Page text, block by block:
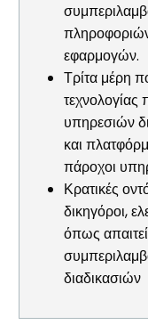
εφαρμογών.
Τρίτα μέρη
υπηρεσιών
και
πάροχοι
Κρατικές
δικηγόροι,
όπως
διαδικασιών